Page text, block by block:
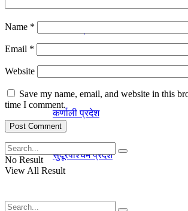
कर्णाली प्रदेश
सुदूरपश्चिम प्रदेश
Name *
Email *
Website
Save my name, email, and website in this
time I comment.
No Result
View All Result